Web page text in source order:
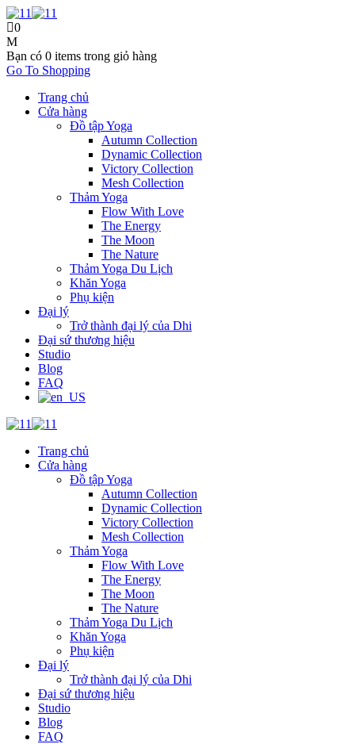
0
Bạn có 0 items trong giỏ hàng
Go To Shopping
Trang chủ
Cửa hàng
Đồ tập Yoga
Autumn Collection
Dynamic Collection
Victory Collection
Mesh Collection
Thảm Yoga
Flow With Love
The Energy
The Moon
The Nature
Thảm Yoga Du Lịch
Khăn Yoga
Phụ kiện
Đại lý
Trở thành đại lý của Dhi
Đại sứ thương hiệu
Studio
Blog
FAQ
Trang chủ
Cửa hàng
Đồ tập Yoga
Autumn Collection
Dynamic Collection
Victory Collection
Mesh Collection
Thảm Yoga
Flow With Love
The Energy
The Moon
The Nature
Thảm Yoga Du Lịch
Khăn Yoga
Phụ kiện
Đại lý
Trở thành đại lý của Dhi
Đại sứ thương hiệu
Studio
Blog
FAQ